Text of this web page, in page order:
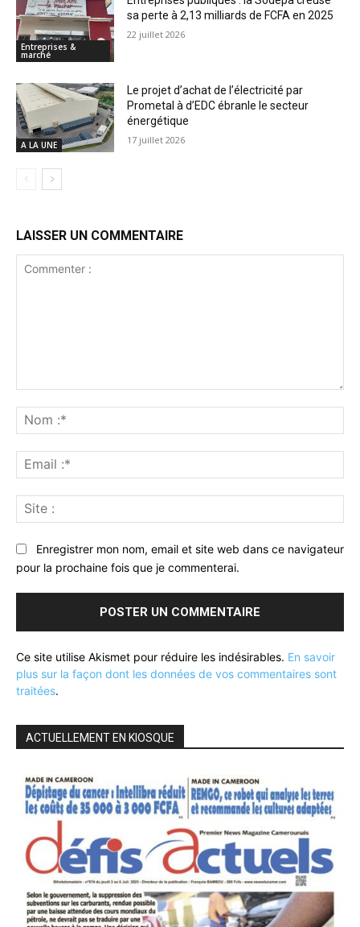
Entreprises &
marché
sa perte à 2,13 milliards de FCFA en 2025
22 juillet 2026
A LA UNE
Le projet d’achat de l’électricité par
Prometal à d’EDC ébranle le secteur
énergétique
17 juillet 2026
LAISSER UN COMMENTAIRE
:*
:*
:
Enregistrer mon nom, email et site web dans ce navigateur
pour la prochaine fois que je commenterai.
Ce site utilise Akismet pour réduire les indésirables. En savoir
plus sur la façon dont les données de vos commentaires sont
traitées.
ACTUELLEMENT EN KIOSQUE